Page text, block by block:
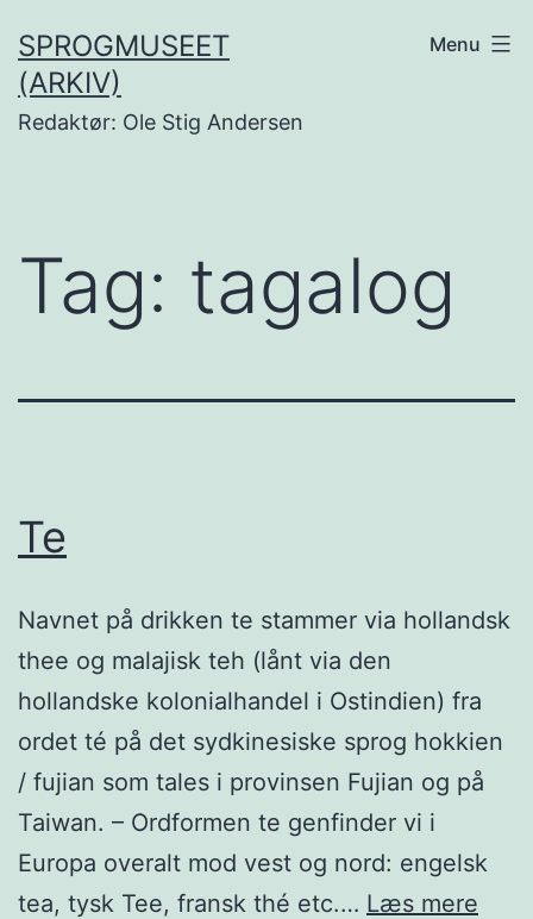
til
indhold
SPROGMUSEET
(ARKIV)
Redaktør: Ole Stig Andersen
Menu
Tag: tagalog
Te
Navnet på drikken te stammer via hollandsk
thee og malajisk teh (lånt via den
hollandske kolonialhandel i Ostindien) fra
ordet té på det sydkinesiske sprog hokkien
/ fujian som tales i provinsen Fujian og på
Taiwan. – Ordformen te genfinder vi i
Europa overalt mod vest og nord: engelsk
tea, tysk Tee, fransk thé etc.… Læs mere